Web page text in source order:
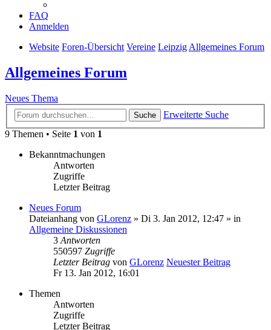
FAQ
Anmelden
Website Foren-Übersicht Vereine LeipzigAllgemeines Forum
Allgemeines Forum
Neues Thema
Suche
Erweiterte Suche
9 Themen • Seite 1 von 1
Bekanntmachungen
Antworten
Zugriffe
Letzter Beitrag
Neues Forum
Dateianhang von GLorenz » Di 3. Jan 2012, 12:47 » in
Allgemeine Diskussionen
3 Antworten
550597 Zugriffe
Letzter Beitrag von GLorenz Neuester Beitrag
Fr 13. Jan 2012, 16:01
Themen
Antworten
Zugriffe
Letzter Beitrag